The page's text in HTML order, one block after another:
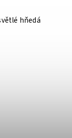
hňedá